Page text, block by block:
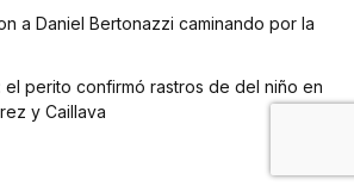
a Daniel Bertonazzi caminando por la
el perito confirmó rastros de del niño en
y Caillava